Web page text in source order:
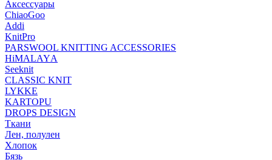
Аксессуары
ChiaoGoo
Addi
KnitPro
PARSWOOL KNITTING ACCESSORIES
HiMALAYА
Seeknit
CLASSIC KNIT
LYKKE
KАRTOPU
DROPS DЕSIGN
Ткани
Лен, полулен
Хлопок
Бязь